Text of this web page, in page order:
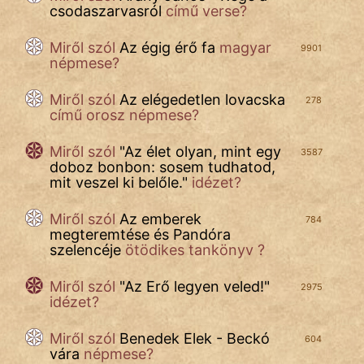
SZÓLÁS
KÖZMONDÁS
ZENE
ÉLETMÓD
MAGYARSÁG
És
TÖRTÉNELEM
csodaszarvasról című verse?
9901
Miről szól Az égig érő fa magyar
népmese?
278
Miről szól Az elégedetlen lovacska
című orosz népmese?
3587
Miről szól "Az élet olyan, mint egy
doboz bonbon: sosem tudhatod,
mit veszel ki belőle." idézet?
784
Miről szól Az emberek
megteremtése és Pandóra
szelencéje ötödikes tankönyv ?
2975
Miről szól "Az Erő legyen veled!"
idézet?
604
Miről szól Benedek Elek - Beckó
vára népmese?